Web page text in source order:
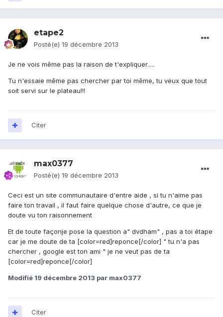
etape2
Posté(e) 19 décembre 2013
Je ne vois même pas la raison de t'expliquer.....
Tu n'essaie même pas chercher par toi même, tu veux que tout
soit servi sur le plateau!!!
Citer
max0377
Posté(e) 19 décembre 2013
Ceci est un site communautaire d'entre aide , si tu n'aime pas
faire ton travail , il faut faire quelque chose d'autre, ce que je
doute vu ton raisonnement
Et de toute façonje pose la question a" dvdham" , pas a toi étape
car je me doute de ta [color=red]reponce[/color] " tu n'a pas
chercher , google est ton ami " je ne veut pas de ta
[color=red]reponce[/color]
Modifié 19 décembre 2013 par max0377
Citer